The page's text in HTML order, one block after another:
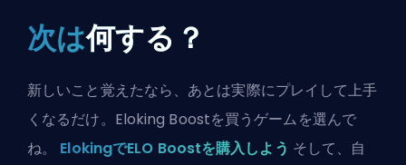
次は何する？
新しいこと覚えたなら、あとは実際にプレイして上手
くなるだけ。Eloking Boostを買うゲームを選んで
ね。 ElokingでELO Boostを購入しよう そして、自